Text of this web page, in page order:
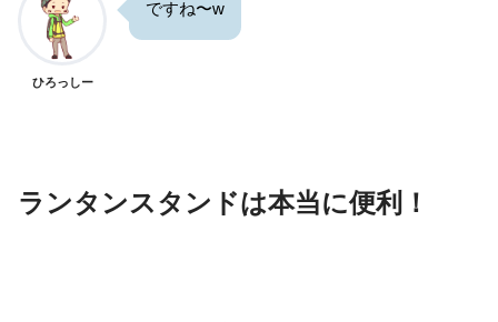
ひろっしー
ですね〜w
ランタンスタンドは本当に便利！